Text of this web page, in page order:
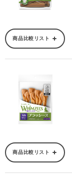
商品比較リスト
商品比較リスト